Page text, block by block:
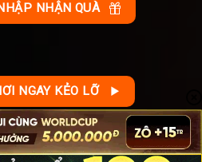
NHẬN QUÀ
NGAY KẺO LỠ